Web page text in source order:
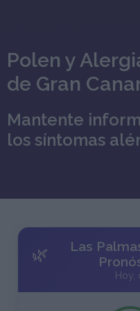
Polen y
de Gran
Mantente
los síntomas
🌿
Las
Hoy,